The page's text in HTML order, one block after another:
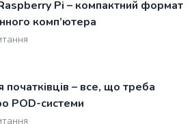
Pi – компактний формат
комп’ютера
початківців – все, що треба
POD-системи